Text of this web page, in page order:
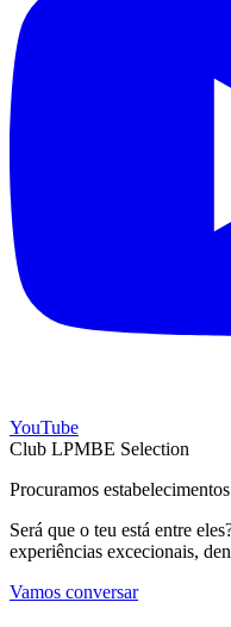
YouTube
Club LPMBE Selection
Procuramos
Será que o teu está entre
experiências excecionais,
Vamos conversar